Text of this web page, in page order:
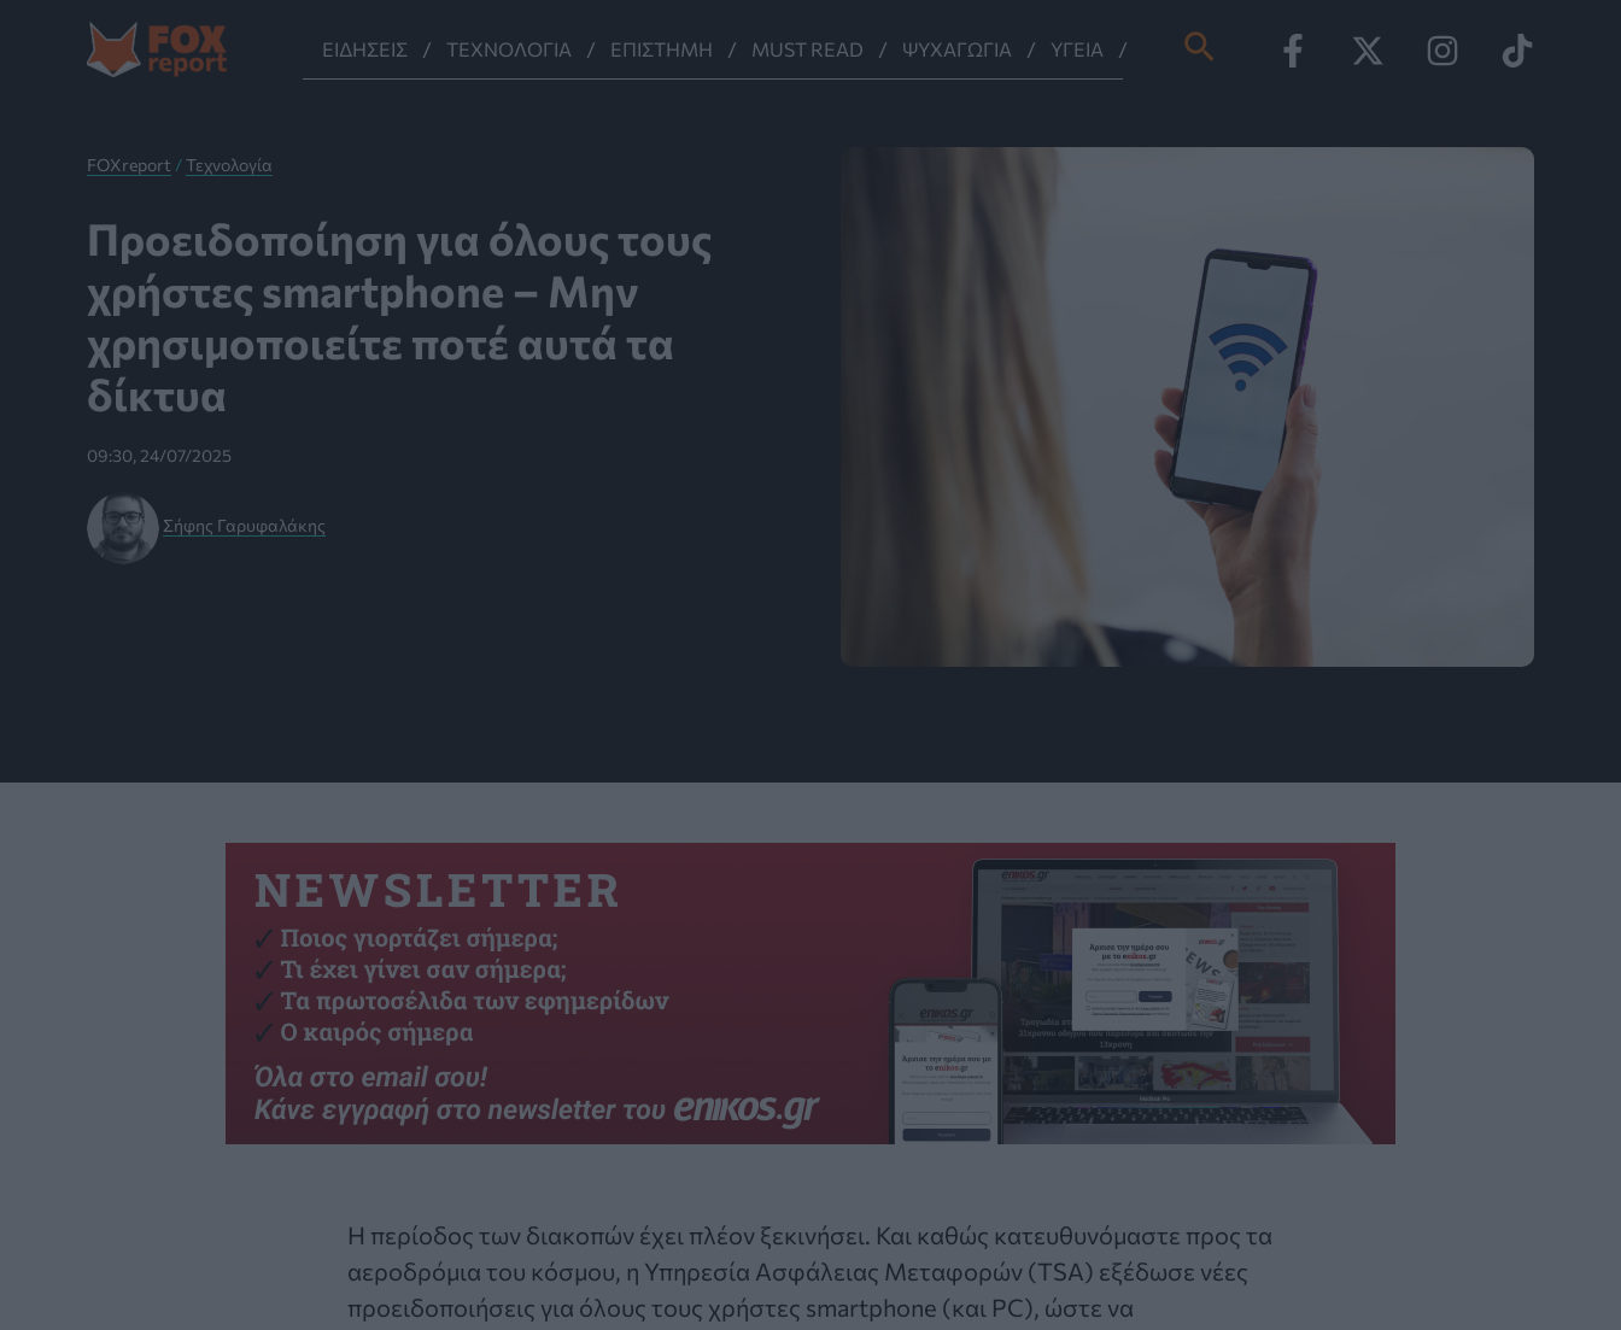
Μετάβαση
περιεχόμενο
ΕΙΔΉΣΕΙΣ ΤΕΧΝΟΛΟΓΊΑ ΕΠΙΣΤΉΜΗ MUST READ ΨΥΧΑΓΩΓΊΑ ΥΓΕΊΑ Αναζήτηση
FOXreport /Τεχνολογία
Προειδοποίηση για όλους τους
χρήστες smartphone – Μην
χρησιμοποιείτε ποτέ αυτά τα
δίκτυα
09:30, 24/07/2025
Σήφης Γαρυφαλάκης
Η περίοδος των διακοπών έχει πλέον ξεκινήσει. Και καθώς κατευθυνόμαστε προς τα
αεροδρόμια του κόσμου, η Υπηρεσία Ασφάλειας Μεταφορών (TSA) εξέδωσε νέες
προειδοποιήσεις για όλους τους χρήστες smartphone (και PC), ώστε να